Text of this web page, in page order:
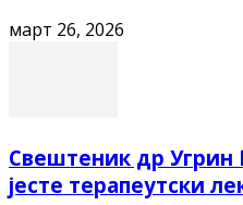
март 26, 2026
Свештеник др
јесте терапеутски